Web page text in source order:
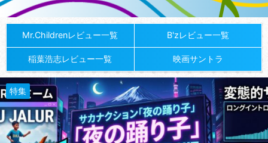
Mr.Childrenレビュー一覧 B'zレビュー一覧
稲葉浩志レビュー一覧 映画サントラ
特集